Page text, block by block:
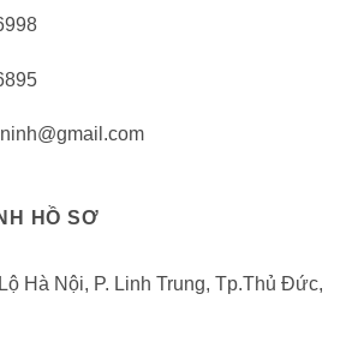
HỒ SƠ
Hà Nội, P. Linh Trung, Tp.Thủ Đức,